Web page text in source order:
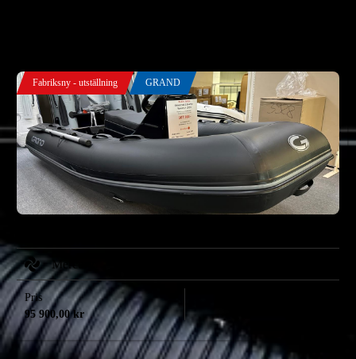
Fabriksny - utställning GRAND
Mercury
Pris
95 900,00kr